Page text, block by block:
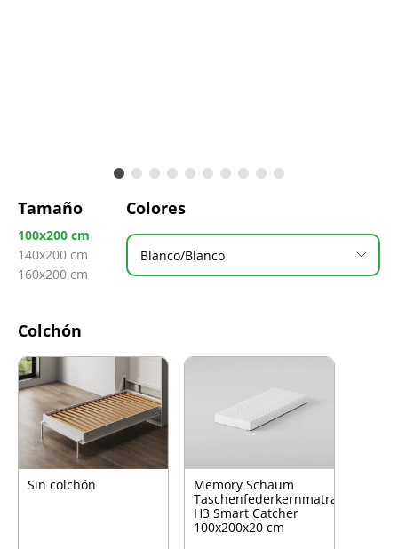
Tamaño
100x200 cm
140x200 cm
160x200 cm
Colores
Blanco/Blanco
Colchón
Sin colchón
Memory Schaum
Taschenfederkernmatratze
H3 Smart Catcher
100x200x20 cm